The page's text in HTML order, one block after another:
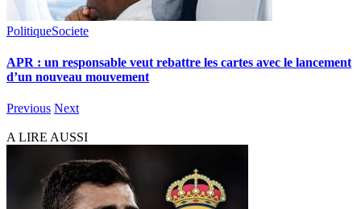
PolitiqueSociete
APR : un responsable veut rebattre les cartes avec le lancement
d’un nouveau mouvement
Previous Next
A LIRE AUSSI